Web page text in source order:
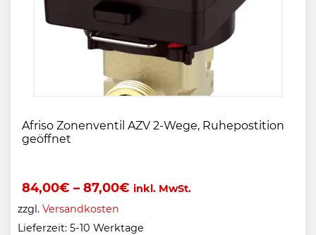
Afriso Zonenventil AZV 2-Wege, Ruhepostition
geöffnet
84,00€ – 87,00€ inkl. MwSt.
zzgl. Versandkosten
Lieferzeit: 5-10 Werktage